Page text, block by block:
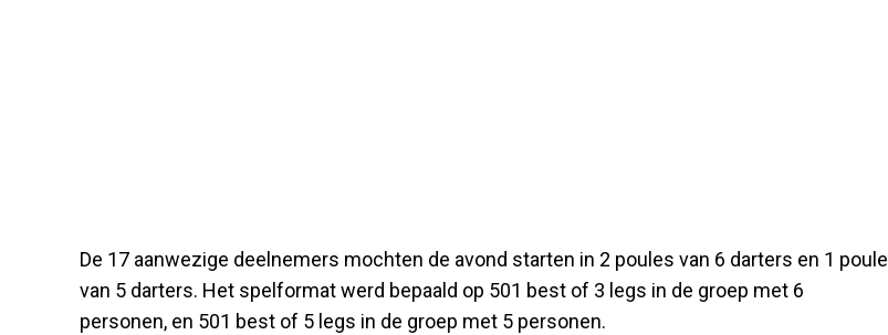
De 17 aanwezige deelnemers mochten de avond starten in 2 poules van 6 darters en 1 poule
van 5 darters. Het spelformat werd bepaald op 501 best of 3 legs in de groep met 6
personen, en 501 best of 5 legs in de groep met 5 personen.